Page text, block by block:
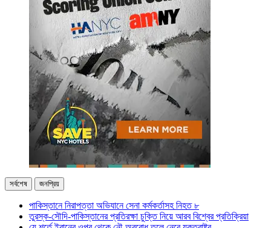
সর্বশেষ জনপ্রিয়
পাকিস্তানে নিরাপত্তা অভিযানে সেনা কর্মকর্তাসহ নিহত ৮
তুরস্ক-সৌদি-পাকিস্তানের প্রতিরক্ষা চুক্তি নিয়ে আরব বিশ্বের প্রতিক্রিয়া